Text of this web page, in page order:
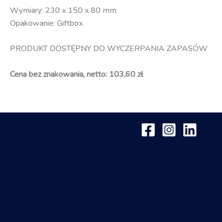
Wymiary: 230 x 150 x 80 mm
Opakowanie: Giftbox
PRODUKT DOSTĘPNY DO WYCZERPANIA ZAPASÓW
Cena bez znakowania, netto: 103,60 zł